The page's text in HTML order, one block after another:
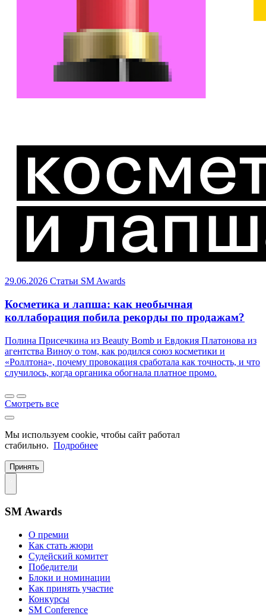
29.06.2026 Статьи SM Awards
Косметика и лапша: как необычная
коллаборация побила рекорды по продажам?
Полина Присечкина из Beauty Bomb и Евдокия Платонова из
агентства Виноу о том, как родился союз косметики и
«Роллтона», почему провокация сработала как точность, и что
случилось, когда органика обогнала платное промо.
Смотреть все
Мы используем cookie, чтобы сайт работал
стабильно. Подробнее
Принять
SM Awards
О премии
Как стать жюри
Судейский комитет
Победители
Блоки и номинации
Как принять участие
Конкурсы
SM Conference